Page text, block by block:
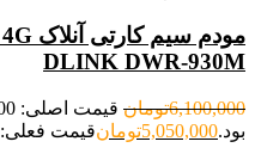
DLINK DWR-930M
6,100,000تومان
بود.5,050,000تومانقیمت فعلی: 5,050,000تومان.